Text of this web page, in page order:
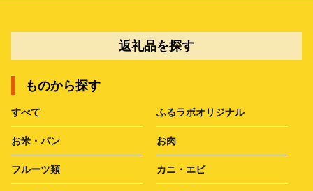
返礼品を探す
ものから探す
すべて ふるラボオリジナル
お米・パン お肉
フルーツ類 カニ・エビ